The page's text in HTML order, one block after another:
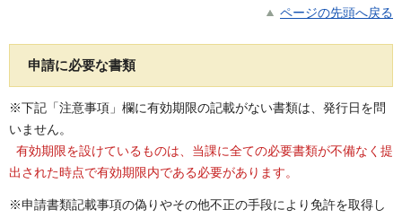
ページの先頭へ戻る
申請に必要な書類
※下記「注意事項」欄に有効期限の記載がない書類は、発行日を問
いません。
有効期限を設けているものは、当課に全ての必要書類が不備なく提
出された時点で有効期限内である必要があります。
※申請書類記載事項の偽りやその他不正の手段により免許を取得し